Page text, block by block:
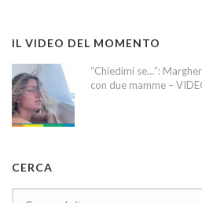
IL VIDEO DEL MOMENTO
“Chiedimi se…”:
con due mamme –
CERCA